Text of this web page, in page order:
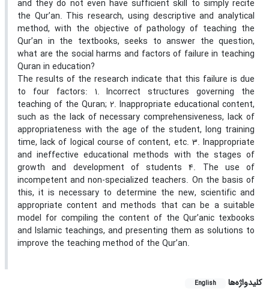
and they do not even have sufficient skill to simply recite
the Qur’an. This research, using descriptive and analytical
method, with the objective of pathology of teaching the
Qur’an in the textbooks, seeks to answer the question,
what are the social harms and factors of failure in teaching
Quran in education?
The results of the research indicate that this failure is due
to four factors: 1. Incorrect structures governing the
teaching of the Quran; 2. Inappropriate educational content,
such as the lack of necessary comprehensiveness, lack of
appropriateness with the age of the student, long training
time, lack of logical course of content, etc. 3. Inappropriate
and ineffective educational methods with the stages of
growth and development of students 4. The use of
incompetent and non-specialized teachers. On the basis of
this, it is necessary to determine the new, scientific and
appropriate content and methods that can be a suitable
model for compiling the content of the Qur’anic texbooks
and Islamic teachings, and presenting them as solutions to
improve the teaching method of the Qur’an.
کلیدواژه‌ها English